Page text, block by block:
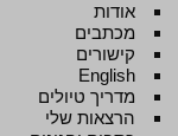
אודות
מכתבים
קישורים
English
מדריך טיולים
הרצאות שלי